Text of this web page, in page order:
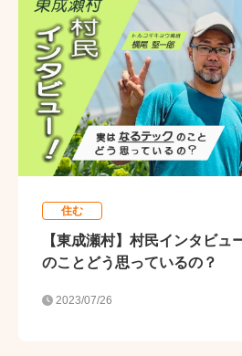
住む
【東成瀬村】村民インタビュ
のことどう思っているの？
2023/07/26